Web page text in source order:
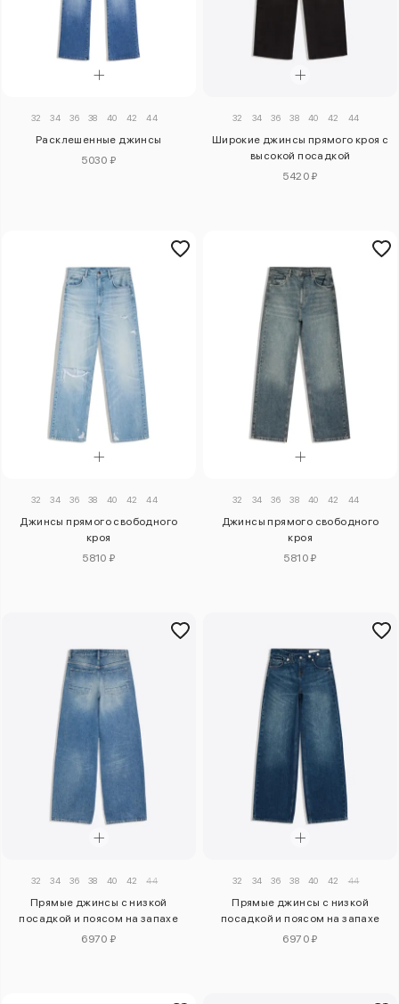
32 34 36 38 40 42 44
Расклешенные джинсы
5030 ₽
32 34 36 38 40 42 44
Широкие джинсы прямого кроя с
высокой посадкой
5420 ₽
32 34 36 38 40 42 44
Джинсы прямого свободного
кроя
5810 ₽
32 34 36 38 40 42 44
Джинсы прямого свободного
кроя
5810 ₽
32 34 36 38 40 42 44
Прямые джинсы с низкой
посадкой и поясом на запахе
6970 ₽
32 34 36 38 40 42 44
Прямые джинсы с низкой
посадкой и поясом на запахе
6970 ₽